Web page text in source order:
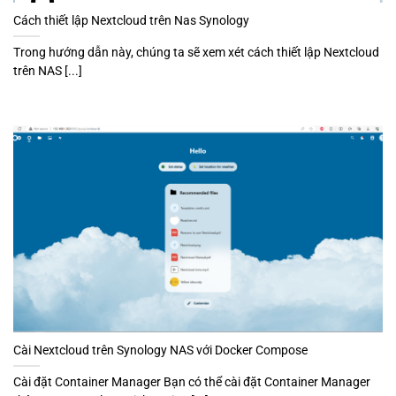
Cách thiết lập Nextcloud trên Nas Synology
Trong hướng dẫn này, chúng ta sẽ xem xét cách thiết lập Nextcloud
trên NAS [...]
Cài Nextcloud trên Synology NAS với Docker Compose
Cài đặt Container Manager Bạn có thể cài đặt Container Manager